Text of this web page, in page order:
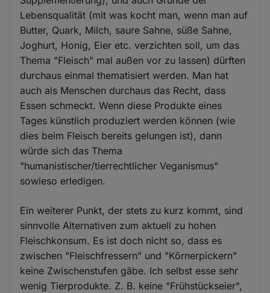
Lebensqualität (mit was kocht man, wenn man auf
Butter, Quark, Milch, saure Sahne, süße Sahne,
Joghurt, Honig, Eier etc. verzichten soll, um das
Thema "Fleisch" mal außen vor zu lassen) dürften
durchaus einmal thematisiert werden. Man hat
auch als Menschen durchaus das Recht, dass
Essen schmeckt. Wenn diese Produkte eines
Tages künstlich produziert werden können (wie
dies beim Fleisch bereits gelungen ist), dann
würde sich das Thema
"humanistischer/tierrechtlicher Veganismus"
sowieso erledigen.
Ein weiterer Punkt, der stets zu kurz kommt, sind
sinnvolle Alternativen zum aktuell zu hohen
Fleischkonsum. Es ist doch nicht so, dass es
zwischen "Fleischfressern" und "Körnerpickern"
keine Zwischenstufen gäbe. Ich selbst esse sehr
wenig Tierprodukte. Z. B. keine "Frühstückseier",